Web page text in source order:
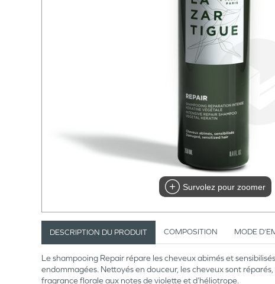
Survolez pour zoomer
DESCRIPTION DU PRODUIT COMPOSITION MODE
Le shampooing Repair répare les cheveux abimés et
endommagées. Nettoyés en douceur, les cheveux sont
fragrance florale aux notes de violette et d’héliotrope.